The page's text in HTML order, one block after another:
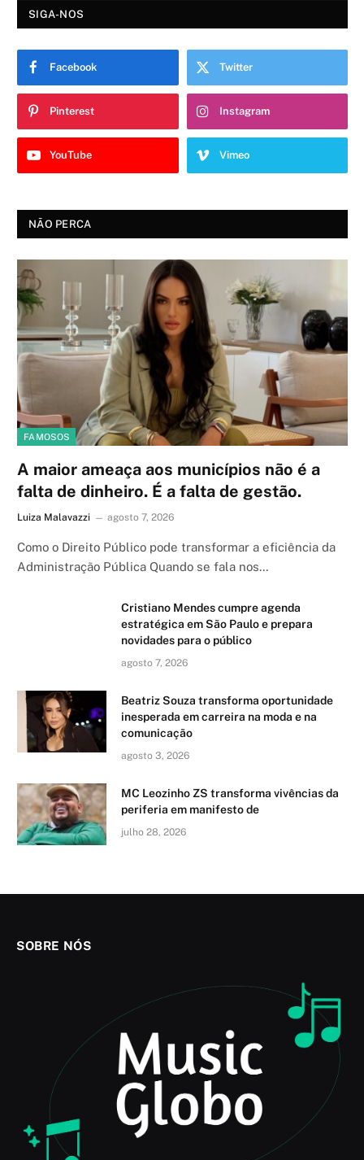
SIGA-NOS
Facebook Twitter
Pinterest Instagram
YouTube Vimeo
NÃO PERCA
FAMOSOS
A maior ameaça aos municípios não é a
falta de dinheiro. É a falta de gestão.
Luiza Malavazzi agosto 7, 2026
Como o Direito Público pode transformar a eficiência da
Administração Pública Quando se fala nos…
Cristiano Mendes cumpre agenda
estratégica em São Paulo e prepara
novidades para o público
agosto 7, 2026
Beatriz Souza transforma oportunidade
inesperada em carreira na moda e na
comunicação
agosto 3, 2026
MC Leozinho ZS transforma vivências da
periferia em manifesto de
julho 28, 2026
SOBRE NÓS